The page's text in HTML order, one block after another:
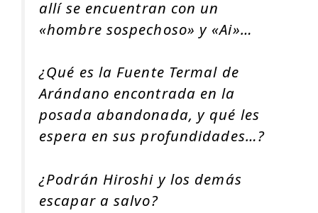
allí se encuentran con un
«hombre sospechoso» y «Ai»…
¿Qué es la Fuente Termal de
Arándano encontrada en la
posada abandonada, y qué les
espera en sus profundidades…?
¿Podrán Hiroshi y los demás
escapar a salvo?